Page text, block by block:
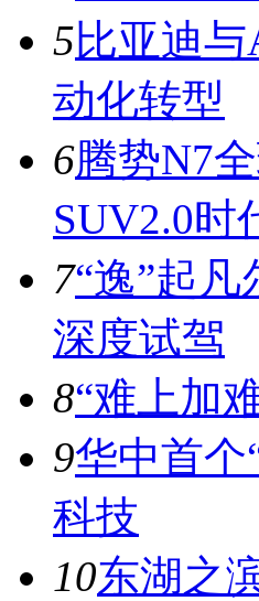
5比亚迪
动化转型
6腾势N7
SUV2.0时
7“逸”起
深度试驾
8“难上加
9华中首个
科技
10东湖之